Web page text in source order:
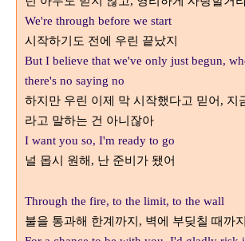
We're through before we start
시작하기도 전에 우린 끝났지
But I believe that we've only just begun,
there's no saying no
하지만 우린 이제 막 시작했다고 믿어, 지
라고 말하는 건 아니잖아
I want you so, I'm ready to go
널 몹시 원해, 난 준비가 됐어
Through the fire, to the limit, to the wall
불을 통과해 한계까지, 벽에 부딪칠 때까지